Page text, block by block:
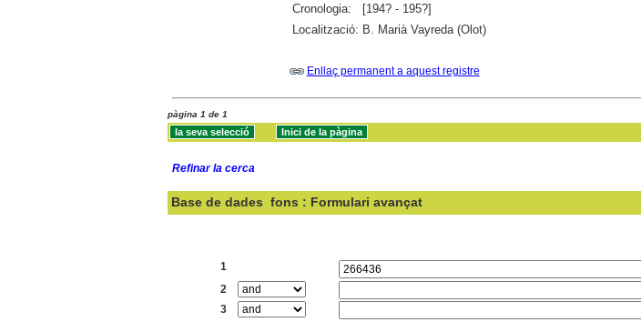
Cronologia:
[194? - 195?]
Localització: B. Marià Vayreda (Olot)
Enllaç permanent a aquest registre
pàgina 1 de 1
Refinar la cerca
Base de dades fons : Formulari avançat
1
2
3